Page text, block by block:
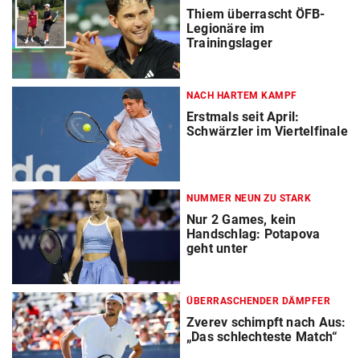
Thiem überrascht ÖFB-
Legionäre im
Trainingslager
NACH HARTEM KAMPF
Erstmals seit April:
Schwärzler im Viertelfinale
NUMMER NEUN ZU STARK
Nur 2 Games, kein
Handschlag: Potapova
geht unter
ÜBERRASCHENDER DÄMPFER
Zverev schimpft nach Aus:
„Das schlechteste Match“